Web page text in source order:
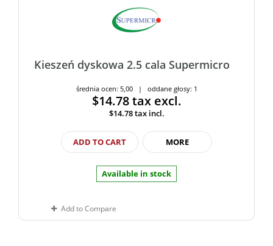
Kieszeń dyskowa 2.5 cala Supermicro
średnia ocen: 5,00 | oddane głosy: 1
$14.78tax excl.
$14.78tax incl.
ADD TO CART MORE
Available in stock
Add to Compare